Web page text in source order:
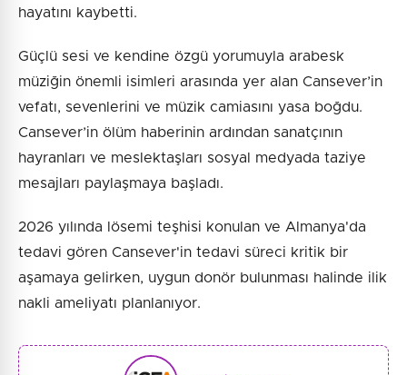
hayatını kaybetti.
Güçlü sesi ve kendine özgü yorumuyla arabesk
müziğin önemli isimleri arasında yer alan Cansever’in
vefatı, sevenlerini ve müzik camiasını yasa boğdu.
Cansever’in ölüm haberinin ardından sanatçının
hayranları ve meslektaşları sosyal medyada taziye
mesajları paylaşmaya başladı.
2026 yılında lösemi teşhisi konulan ve Almanya'da
tedavi gören Cansever'in tedavi süreci kritik bir
aşamaya gelirken, uygun donör bulunması halinde ilik
nakli ameliyatı planlanıyor.